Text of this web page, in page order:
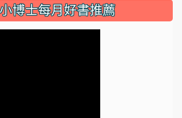
博士每月好書推薦